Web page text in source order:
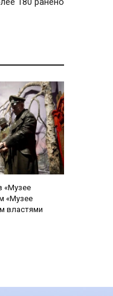
«Музее
«Музее
властями